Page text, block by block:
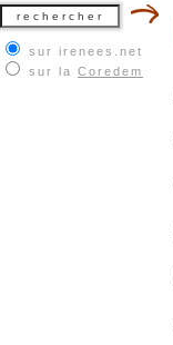
sur irenees.net
sur la Coredem